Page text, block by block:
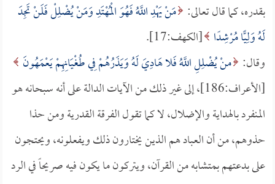
بقدره، كما قال تعالى: مَنْ يَهْدِ اللَّهُ فَهُوَ الْمُهْتَدِ وَمَنْ يُضْلِلْ فَلَنْ تَجِدَ
لَهُ وَلِيًّا مُرْشِدًا [الكهف:17].
وقال: منْ يُضْلِلِ اللَّهُ فَلا هَادِيَ لَهُ وَيَذَرُهُمْ فِي طُغْيَانِهِمْ يَعْمَهُونَ
[الأعراف:186]، إلى غير ذلك من الآيات الدالة على أنه سبحانه هو
المنفرد بالهداية والإضلال، لا كما تقول الفرقة القدرية ومن حذا
حذوهم، من أن العباد هم الذين يختارون ذلك ويفعلونه، ويحتجون
على بدعتهم بمتشابه من القرآن، ويتركون ما يكون فيه صريحاً في الرد